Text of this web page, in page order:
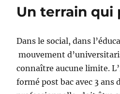
Un terrain qui
Dans le social, dans
mouvement
connaître aucune limite.
formé post bac avec 3 ans